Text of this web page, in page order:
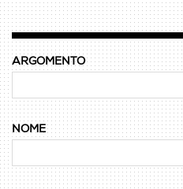
ARGOMENTO
NOME